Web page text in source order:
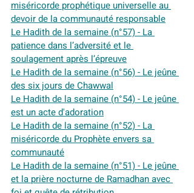
miséricorde prophétique universelle au
devoir de la communauté responsable
Le Hadith de la semaine (n°57) - La
patience dans l’adversité et le
soulagement après l’épreuve
Le Hadith de la semaine (n°56) - Le jeûne
des six jours de Chawwal
Le Hadith de la semaine (n°54) - Le jeûne
est un acte d'adoration
Le Hadith de la semaine (n°52) - La
miséricorde du Prophète envers sa
communauté
Le Hadith de la semaine (n°51) - Le jeûne
et la prière nocturne de Ramadhan avec